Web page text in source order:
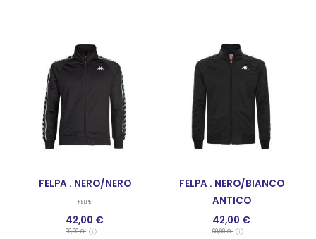
FELPA . NERO/NERO
FELPE
42,00 €
60,00 €
FELPA . NERO/BIANCO
ANTICO
FELPE
42,00 €
60,00 €